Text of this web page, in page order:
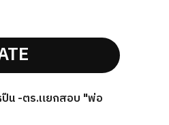
ปืน -ตร.แยกสอบ "พ่อ